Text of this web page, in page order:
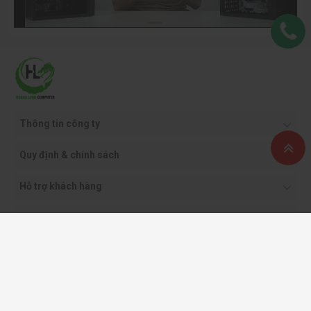
Thông tin công ty
Quy định & chính sách
Hỗ trợ khách hàng